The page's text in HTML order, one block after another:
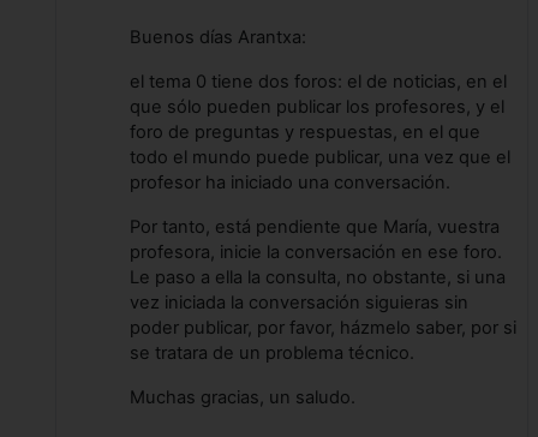
Buenos días Arantxa:
el tema 0 tiene dos foros: el de noticias, en el
que sólo pueden publicar los profesores, y el
foro de preguntas y respuestas, en el que
todo el mundo puede publicar, una vez que el
profesor ha iniciado una conversación.
Por tanto, está pendiente que María, vuestra
profesora, inicie la conversación en ese foro.
Le paso a ella la consulta, no obstante, si una
vez iniciada la conversación siguieras sin
poder publicar, por favor, házmelo saber, por si
se tratara de un problema técnico.
Muchas gracias, un saludo.